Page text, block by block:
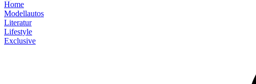
Home
Modellautos
Literatur
Lifestyle
Exclusive